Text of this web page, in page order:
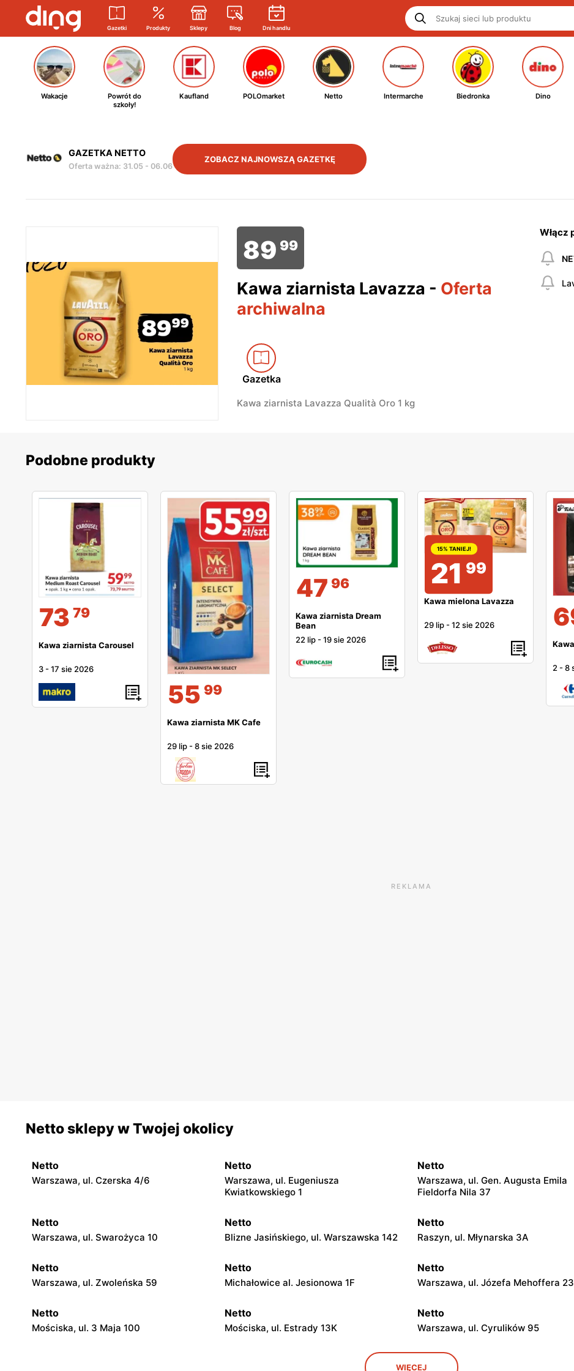
Gazetki Produkty Sklepy Blog Dni handlu
Wakacje
Powrót do
szkoły!
Kaufland POLOmarket Netto Intermarche Biedronka Dino
GAZETKA NETTO
Oferta ważna: 31.05 - 06.06
ZOBACZ NAJNOWSZĄ GAZETKĘ
89 99
Kawa ziarnista Lavazza - Oferta
archiwalna
Gazetka
Kawa ziarnista Lavazza Qualità Oro 1 kg
Włącz
Podobne produkty
73 79
Kawa ziarnista Carousel
3 -17 sie 2026
55 99
Kawa ziarnista MK Cafe
29 lip -8 sie 2026
47 96
Kawa ziarnista Dream
Bean
22 lip -19 sie 2026
15% TANIEJ!
21 99
Kawa mielona Lavazza
29 lip -12 sie 2026
2 -8
REKLAMA
Netto sklepy w Twojej okolicy
Netto
Warszawa, ul. Czerska 4/6
Netto
Warszawa, ul. Eugeniusza
Kwiatkowskiego 1
Netto
Warszawa, ul. Gen. Augusta Emila
Fieldorfa Nila 37
Netto
Warszawa, ul. Swarożyca 10
Netto
Blizne Jasińskiego, ul. Warszawska 142
Netto
Raszyn, ul. Młynarska 3A
Netto
Warszawa, ul. Zwoleńska 59
Netto
Michałowice al. Jesionowa 1F
Netto
Warszawa, ul. Józefa Mehoffera
Netto
Mościska, ul. 3 Maja 100
Netto
Mościska, ul. Estrady 13K
Netto
Warszawa, ul. Cyrulików 95
WIĘCEJ